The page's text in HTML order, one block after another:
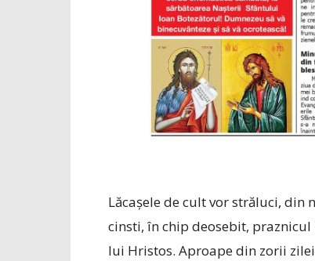
Lăcașele de cult vor străluci, din
cinsti, în chip deosebit,
lui Hristos. Aproape din zorii